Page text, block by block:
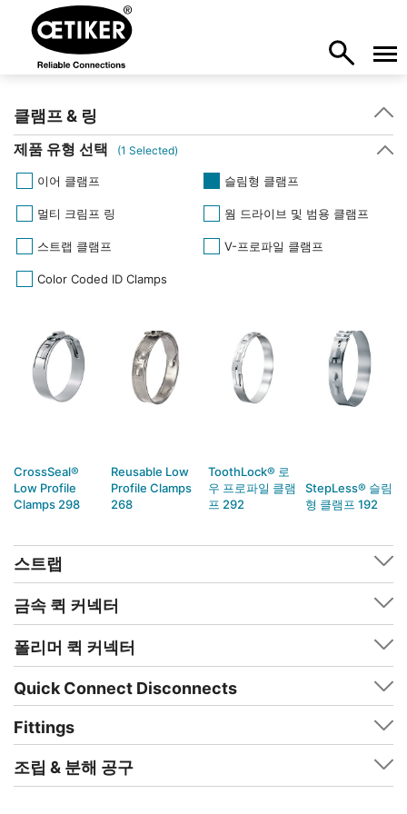
클램프 & 링
제품 유형 선택 (1 Selected)
이어 클램프 슬림형 클램프
멀티 크림프 링 웜 드라이브 및 범용 클램프
스트랩 클램프 V-프로파일 클램프
Color Coded ID Clamps
CrossSeal®
Low Profile
Clamps 298
Reusable Low
Profile Clamps
268
ToothLock® 로
우 프로파일 클램
프 292
StepLess® 슬림
형 클램프 192
스트랩
금속 퀵 커넥터
폴리머 퀵 커넥터
Quick Connect Disconnects
Fittings
조립 & 분해 공구